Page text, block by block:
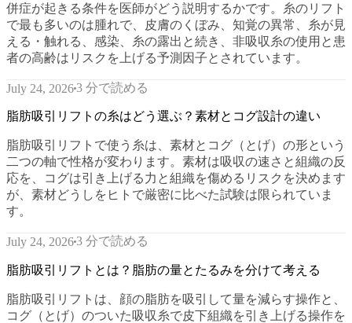
併症が起きる条件を医師がどう説明するかです。糸のリフト
で最も多いのは腫れで、皮膚のくぼみ、知覚の異常、糸が見
える・触れる、感染、糸の露出と続き、非吸収糸の使用と患
者の高齢はリスクを上げる予測因子とされています。
July 24, 20263 分で読める
脂肪吸引リフトの糸はどう選ぶ？素材とコグ設計の違い
脂肪吸引リフトで使う糸は、素材とコグ（とげ）の形という
二つの軸で性格が変わります。素材は吸収の速さと組織の反
応を、コグは引き上げる力と組織を傷めるリスクを決めます
が、素材どうしをヒトで厳密に比べた試験は限られていま
す。
July 24, 20263 分で読める
脂肪吸引リフトとは？脂肪の量とたるみを分けて考える
脂肪吸引リフトは、顔の脂肪を吸引して量を減らす操作と、
コグ（とげ）のついた吸収糸で皮下組織を引き上げる操作を